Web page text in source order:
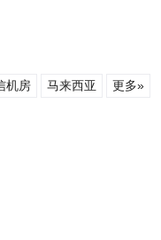
机房 马来西亚 更多»